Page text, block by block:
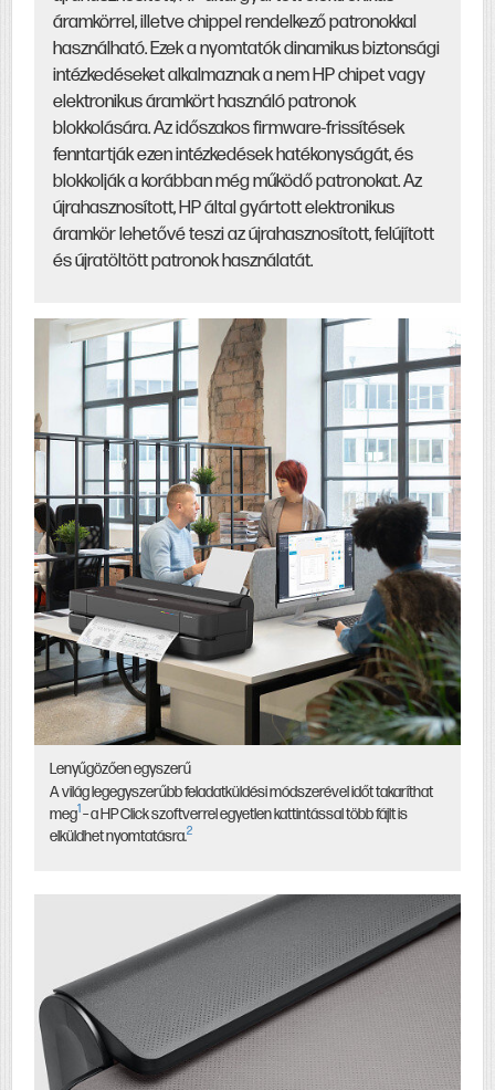
áramkörrel, illetve chippel rendelkező patronokkal
használható. Ezek a nyomtatók dinamikus biztonsági
intézkedéseket alkalmaznak a nem HP chipet vagy
elektronikus áramkört használó patronok
blokkolására. Az időszakos firmware-frissítések
fenntartják ezen intézkedések hatékonyságát, és
blokkolják a korábban még működő patronokat. Az
újrahasznosított, HP által gyártott elektronikus
áramkör lehetővé teszi az újrahasznosított, felújított
és újratöltött patronok használatát.
Lenyűgözően egyszerű
A világ legegyszerűbb feladatküldési módszerével időt takaríthat
meg1– a HP Click szoftverrel egyetlen kattintással több fájlt is
elküldhet nyomtatásra.2